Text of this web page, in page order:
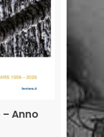
Anno